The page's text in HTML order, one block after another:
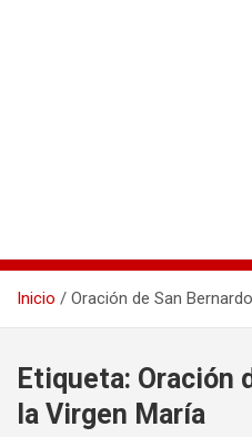
Inicio Oración de San
Etiqueta: Oración
la Virgen María